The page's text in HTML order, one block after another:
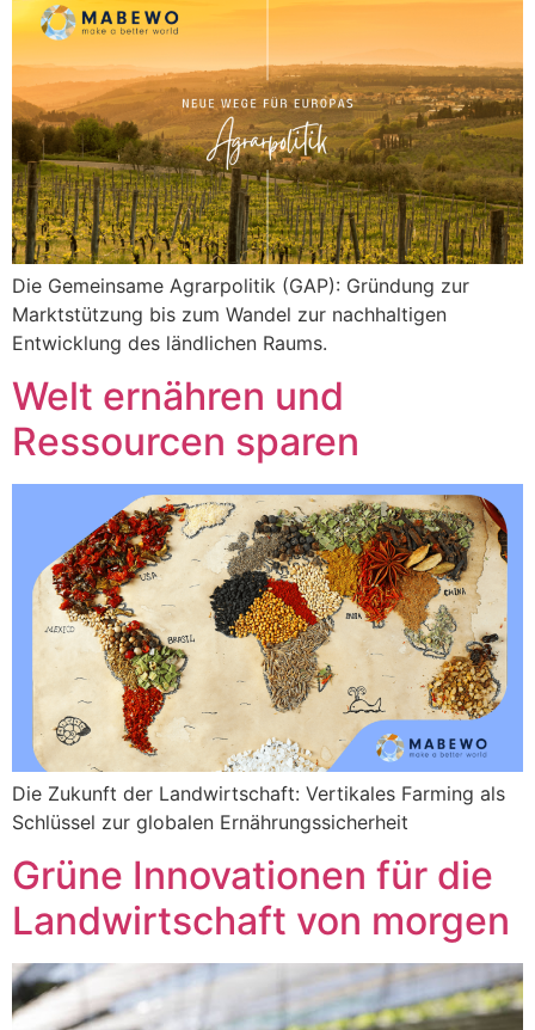
Die Gemeinsame Agrarpolitik (GAP): Gründung zur
Marktstützung bis zum Wandel zur nachhaltigen
Entwicklung des ländlichen Raums.
Welt ernähren und
Ressourcen sparen
Die Zukunft der Landwirtschaft: Vertikales Farming als
Schlüssel zur globalen Ernährungssicherheit
Grüne Innovationen für die
Landwirtschaft von morgen